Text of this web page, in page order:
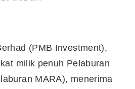
(PMB Investment),
milik penuh Pelaburan
MARA), menerima